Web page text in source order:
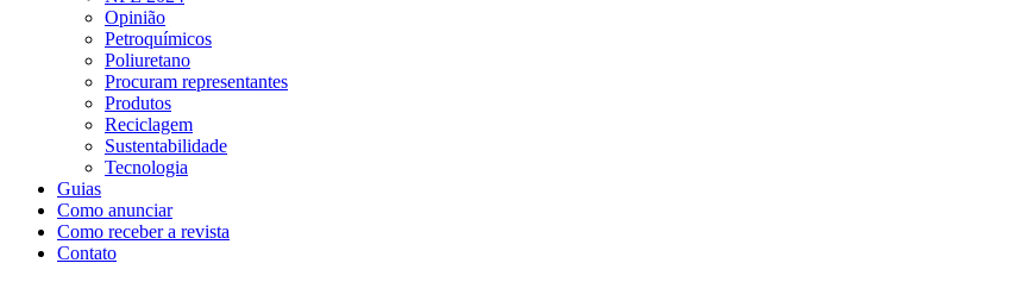
Opinião
Petroquímicos
Poliuretano
Procuram representantes
Produtos
Reciclagem
Sustentabilidade
Tecnologia
Guias
Como anunciar
Como receber a revista
Contato